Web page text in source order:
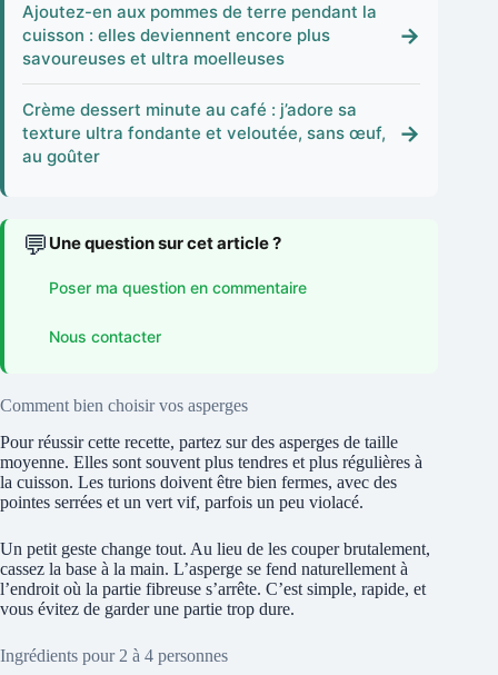
Ajoutez-en aux pommes de terre pendant la
cuisson : elles deviennent encore plus
savoureuses et ultra moelleuses
→
Crème dessert minute au café : j’adore sa
texture ultra fondante et veloutée, sans œuf,
au goûter
→
💬 Une question sur cet article ?
Poser ma question en commentaire
Nous contacter
Comment bien choisir vos asperges
Pour réussir cette recette, partez sur des asperges de taille
moyenne. Elles sont souvent plus tendres et plus régulières à
la cuisson. Les turions doivent être bien fermes, avec des
pointes serrées et un vert vif, parfois un peu violacé.
Un petit geste change tout. Au lieu de les couper brutalement,
cassez la base à la main. L’asperge se fend naturellement à
l’endroit où la partie fibreuse s’arrête. C’est simple, rapide, et
vous évitez de garder une partie trop dure.
Ingrédients pour 2 à 4 personnes